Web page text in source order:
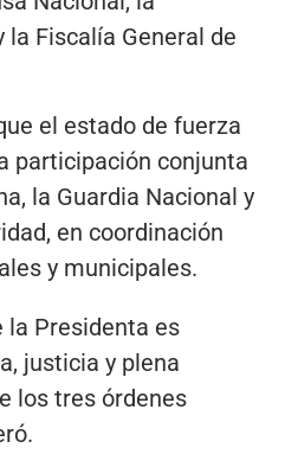
Fiscalía General de
el estado de fuerza
participación conjunta
la Guardia Nacional y
en coordinación
y municipales.
la Presidenta es
justicia y plena
los tres órdenes